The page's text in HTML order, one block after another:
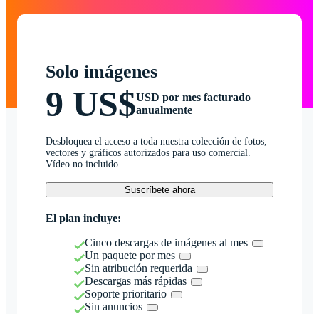
Solo imágenes
9 US$USD por mes facturado
anualmente
Desbloquea el acceso a toda nuestra colección de fotos,
vectores y gráficos autorizados para uso comercial.
Vídeo no incluido.
Suscríbete ahora
El plan incluye:
Cinco descargas de imágenes al mes
Un paquete por mes
Sin atribución requerida
Descargas más rápidas
Soporte prioritario
Sin anuncios